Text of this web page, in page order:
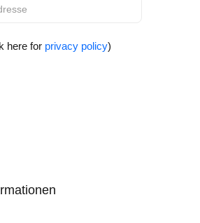
here for privacy policy)